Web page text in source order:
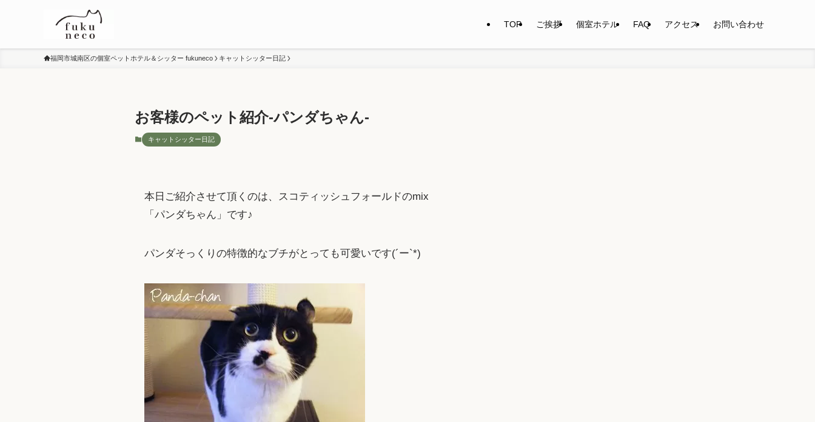
TOP ご挨拶 個室ホテル FAQ アクセス お問い合わせ
福岡市城南区の個室ペットホテル＆シッター fukuneco キャットシッター日記
お客様のペット紹介-パンダちゃん-
キャットシッター日記
本日ご紹介させて頂くのは、スコティッシュフォールドのmix
「パンダちゃん」です♪
パンダそっくりの特徴的なブチがとっても可愛いです(´ー`*)